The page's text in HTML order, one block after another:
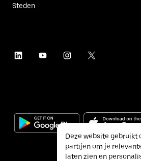
Steden
Deze website gebruikt
partijen om je
laten zien en